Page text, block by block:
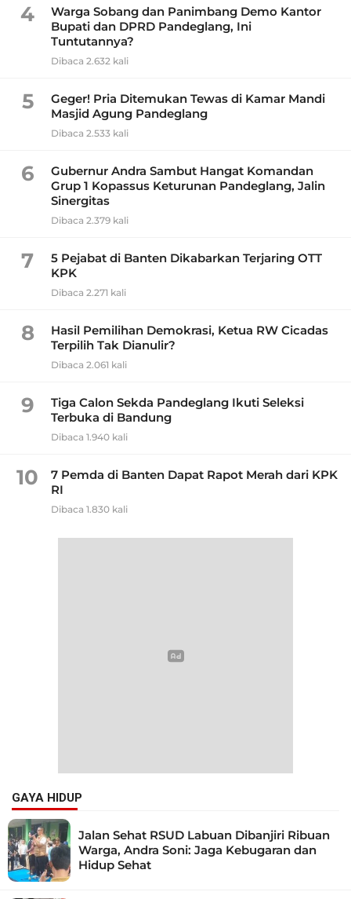
4
Warga Sobang dan Panimbang Demo Kantor
Bupati dan DPRD Pandeglang, Ini
Tuntutannya?
Dibaca 2.632 kali
5
Geger! Pria Ditemukan Tewas di Kamar Mandi
Masjid Agung Pandeglang
Dibaca 2.533 kali
6
Gubernur Andra Sambut Hangat Komandan
Grup 1 Kopassus Keturunan Pandeglang, Jalin
Sinergitas
Dibaca 2.379 kali
7
5 Pejabat di Banten Dikabarkan Terjaring OTT
KPK
Dibaca 2.271 kali
8
Hasil Pemilihan Demokrasi, Ketua RW Cicadas
Terpilih Tak Dianulir?
Dibaca 2.061 kali
9
Tiga Calon Sekda Pandeglang Ikuti Seleksi
Terbuka di Bandung
Dibaca 1.940 kali
10
7 Pemda di Banten Dapat Rapot Merah dari KPK
RI
Dibaca 1.830 kali
GAYA HIDUP
Jalan Sehat RSUD Labuan Dibanjiri Ribuan
Warga, Andra Soni: Jaga Kebugaran dan
Hidup Sehat